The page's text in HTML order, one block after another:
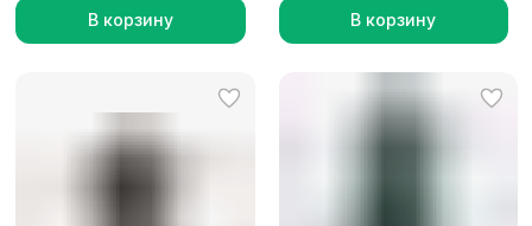
В корзину В корзину